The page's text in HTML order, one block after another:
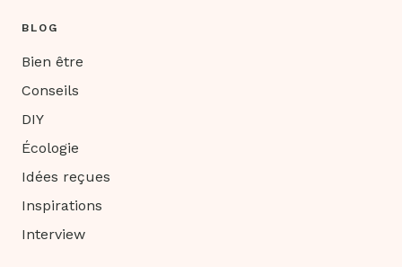
BLOG
Bien être
Conseils
DIY
Écologie
Idées reçues
Inspirations
Interview